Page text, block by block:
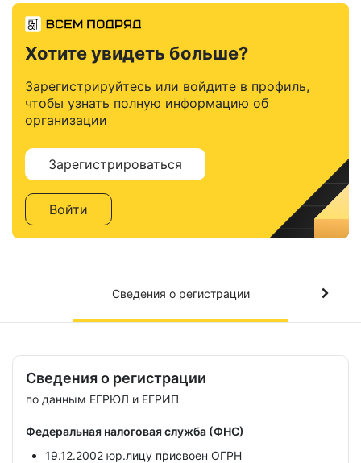
Хотите увидеть больше?
Зарегистрируйтесь или войдите в профиль,
чтобы узнать полную информацию об
организации
Зарегистрироваться
Войти
Сведения о регистрации
Сведения о регистрации
по данным ЕГРЮЛ и ЕГРИП
Федеральная налоговая служба (ФНС)
19.12.2002 юр.лицу присвоен ОГРН